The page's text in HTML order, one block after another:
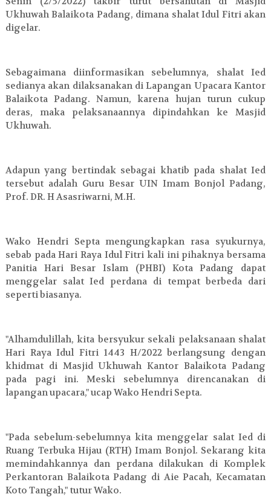
Ukhuwah Balaikota Padang, dimana shalat Idul Fitri akan
digelar.
Sebagaimana diinformasikan sebelumnya, shalat Ied
sedianya akan dilaksanakan di Lapangan Upacara Kantor
Balaikota Padang. Namun, karena hujan turun cukup
deras, maka pelaksanaannya dipindahkan ke Masjid
Ukhuwah.
Adapun yang bertindak sebagai khatib pada shalat Ied
tersebut adalah Guru Besar UIN Imam Bonjol Padang,
Prof. DR. H Asasriwarni, M.H.
Wako Hendri Septa mengungkapkan rasa syukurnya,
sebab pada Hari Raya Idul Fitri kali ini pihaknya bersama
Panitia Hari Besar Islam (PHBI) Kota Padang dapat
menggelar salat Ied perdana di tempat berbeda dari
seperti biasanya.
"Alhamdulillah, kita bersyukur sekali pelaksanaan shalat
Hari Raya Idul Fitri 1443 H/2022 berlangsung dengan
khidmat di Masjid Ukhuwah Kantor Balaikota Padang
pada pagi ini. Meski sebelumnya direncanakan di
lapangan upacara," ucap Wako Hendri Septa.
"Pada sebelum-sebelumnya kita menggelar salat Ied di
Ruang Terbuka Hijau (RTH) Imam Bonjol. Sekarang kita
memindahkannya dan perdana dilakukan di Komplek
Perkantoran Balaikota Padang di Aie Pacah, Kecamatan
Koto Tangah," tutur Wako.